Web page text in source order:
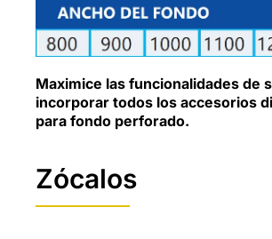
Maximice las funcionalidades de
incorporar todos los accesorios
para fondo perforado.
Zócalos